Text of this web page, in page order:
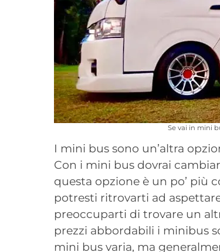
Se vai in mini
I mini bus sono un’altra
Con i mini bus dovrai
questa opzione è un po’ più
potresti ritrovarti ad
preoccuparti di trovare un
prezzi abbordabili i minibus
mini bus varia, ma